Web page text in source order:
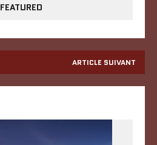
FEATURED
ARTICLE SUIVANT